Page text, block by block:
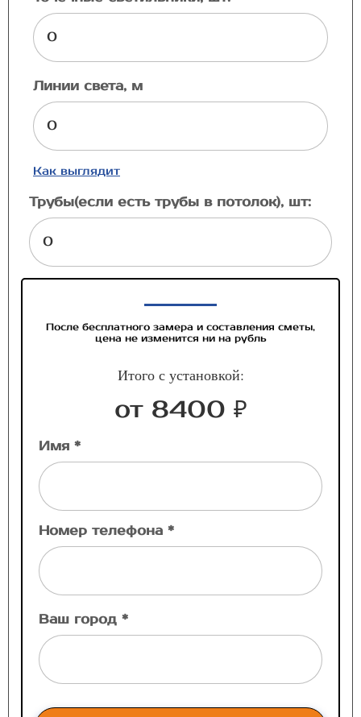
Линии света, м
Как выглядит
Трубы(если есть трубы в потолок), шт:
После бесплатного замера и составления сметы,
цена не изменится ни на рубль
Итого с установкой:
от 8400 ₽
Имя *
Номер телефона *
Ваш город *